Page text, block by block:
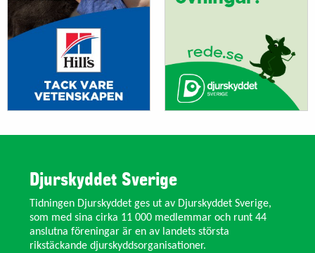
Djurskyddet Sverige
Tidningen Djurskyddet ges ut av Djurskyddet Sverige,
som med sina cirka 11 000 medlemmar och runt 44
anslutna föreningar är en av landets största
rikstäckande djurskyddsorganisationer.